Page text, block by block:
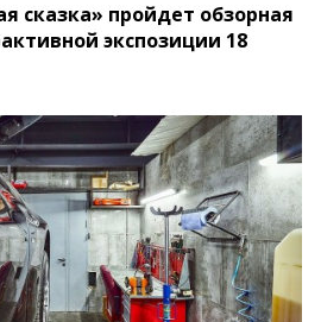
сказка» пройдет обзорная
экспозиции 18